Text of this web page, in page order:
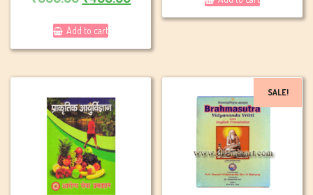
out of 5
was:
₹600.00.₹480.00.
Add to cart
SALE!